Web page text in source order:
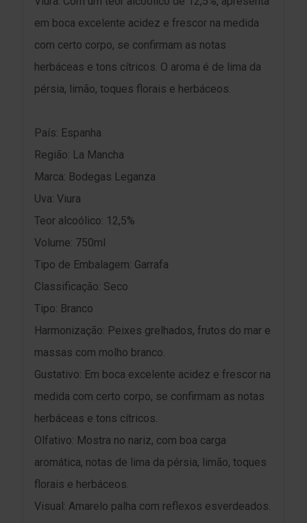
em boca excelente acidez e frescor na medida
com certo corpo, se confirmam as notas
herbáceas e tons cítricos. O aroma é de lima da
pérsia, limão, toques florais e herbáceos.
País: Espanha
Região: La Mancha
Marca: Bodegas Leganza
Uva: Viura
Teor alcoólico: 12,5%
Volume: 750ml
Tipo de Embalagem: Garrafa
Classificação: Seco
Tipo: Branco
Harmonização: Peixes grelhados, frutos do mar e
massas com molho branco.
Gustativo: Em boca excelente acidez e frescor na
medida com certo corpo, se confirmam as notas
herbáceas e tons cítricos.
Olfativo: Mostra no nariz, com boa carga
aromática, notas de lima da pérsia, limão, toques
florais e herbáceos.
Visual: Amarelo palha com reflexos esverdeados.